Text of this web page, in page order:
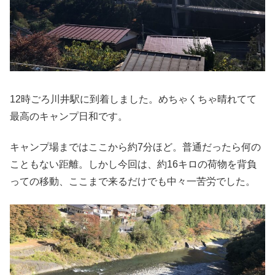
12時ごろ川井駅に到着しました。めちゃくちゃ晴れてて
最高のキャンプ日和です。
キャンプ場まではここから約7分ほど。普通だったら何の
こともない距離。しかし今回は、約16キロの荷物を背負
っての移動、ここまで来るだけでも中々一苦労でした。